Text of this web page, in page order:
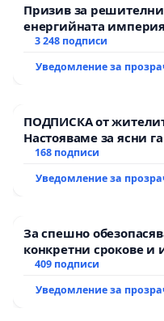
Призив за
енергийната
3 248 подписи
Уведомление за
ПОДПИСКА от
Настояваме за ясни
АД и от държавата,
168 подписи
Уведомление за
За спешно
конкретни срокове и
рехабилитация на
Мирово - к.к. Момин
409 подписи
Уведомление за